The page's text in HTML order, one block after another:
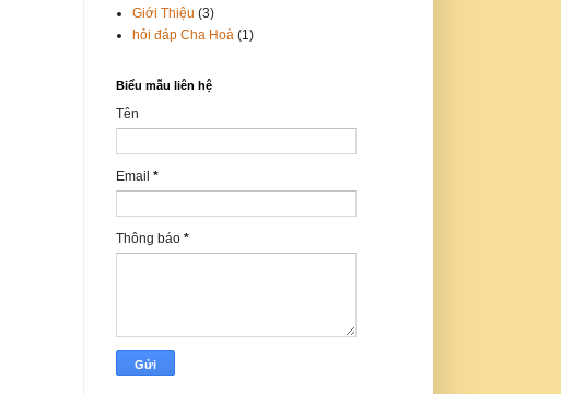
Giới Thiệu (3)
hỏi đáp Cha Hoà (1)
Biểu mẫu liên hệ
Tên
Email *
Thông báo *